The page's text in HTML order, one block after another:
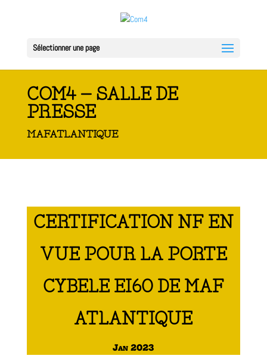
Sélectionner une page
COM4 – SALLE DE
PRESSE
MAFATLANTIQUE
CERTIFICATION NF EN
VUE POUR LA PORTE
CYBELE EI60 DE MAF
ATLANTIQUE
Jan 2023